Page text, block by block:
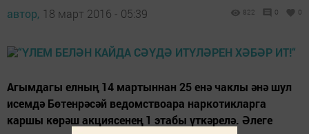
автор, 18 март 2016 - 05:39 822 0 0
Агымдагы елның 14 мартыннан 25 енә чаклы әнә шул
исемдә Бөтенрәсәй ведомствоара наркотикларга
каршы көрәш акциясенең 1 этабы үткәрелә. Әлеге